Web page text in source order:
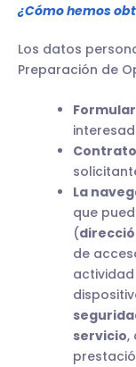
¿Cómo hemos
Los datos
Preparación de
La
que
(
de
servicio,